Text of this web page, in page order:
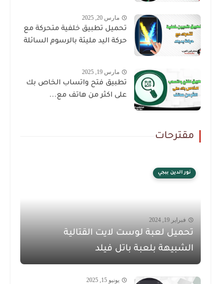
مارس 20, 2025
تحميل تطبيق خلفية متحركة مع
حركة اليد مليئة بالرسوم السائلة
مارس 19, 2025
تطبيق فتح واتساب الخاص بك
على اكثر من هاتف مع...
مقترحات
نور الدين ببجي
فبراير 19, 2024
تحميل لعبة لوست لايت القتالية
الشبيهة بلعبة باتل فيلد
يونيو 15, 2025